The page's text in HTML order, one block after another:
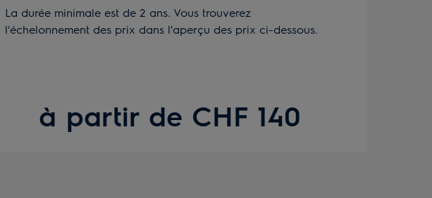
La durée minimale est de 2 ans. Vous trouverez
l'échelonnement des prix dans l'aperçu des prix ci-dessous.
à partir de CHF 140